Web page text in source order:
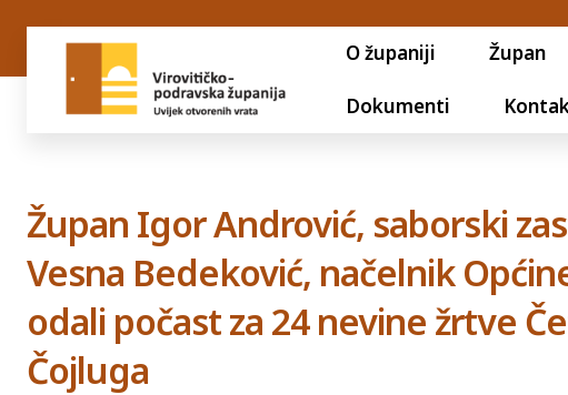
O županiji Župan
Dokumenti
Župan Igor Andrović, saborski
Vesna Bedeković, načelnik
odali počast za 24 nevine žrtve
Čojluga